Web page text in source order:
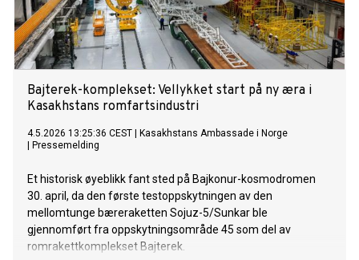
Bajterek-komplekset: Vellykket start på ny æra i
Kasakhstans romfartsindustri
4.5.2026 13:25:36 CEST
Kasakhstans Ambassade i Norge
Pressemelding
Et historisk øyeblikk fant sted på Bajkonur-kosmodromen
30. april, da den første testoppskytningen av den
mellomtunge bæreraketten Sojuz-5/Sunkar ble
gjennomført fra oppskytningsområde 45 som del av
romrakettkomplekset Bajterek.